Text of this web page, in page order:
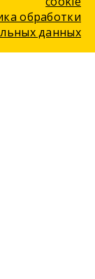
обработки
данных